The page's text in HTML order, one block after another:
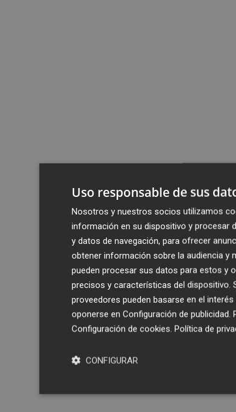
Uso responsable de sus
Nosotros y nuestros socios utilizamos
información en su dispositivo y procesar
y datos de navegación, para ofrecer
obtener información sobre la audiencia y
pueden procesar sus datos para estos y
precisos y características del dispositivo.
proveedores pueden basarse en el
oponerse en Configuración de publicidad.
Configuración de cookies. Política de
CONFIGURAR